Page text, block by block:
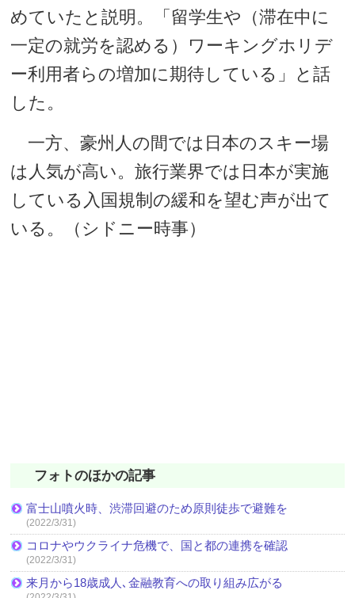
めていたと説明。「留学生や（滞在中に
一定の就労を認める）ワーキングホリデ
ー利用者らの増加に期待している」と話
した。
一方、豪州人の間では日本のスキー場
は人気が高い。旅行業界では日本が実施
している入国規制の緩和を望む声が出て
いる。（シドニー時事）
フォトのほかの記事
富士山噴火時、渋滞回避のため原則徒歩で避難を
(2022/3/31)
コロナやウクライナ危機で、国と都の連携を確認
(2022/3/31)
来月から18歳成人､金融教育への取り組み広がる